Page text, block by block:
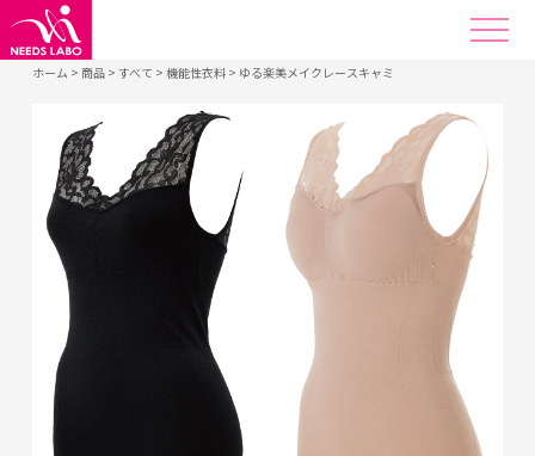
ホーム > 商品> すべて > 機能性衣料> ゆる楽美メイクレースキャミ